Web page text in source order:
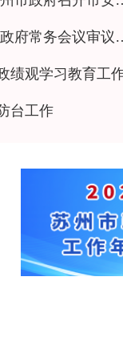
研究相关事项 王维主持
绩观学习教育工
台工作